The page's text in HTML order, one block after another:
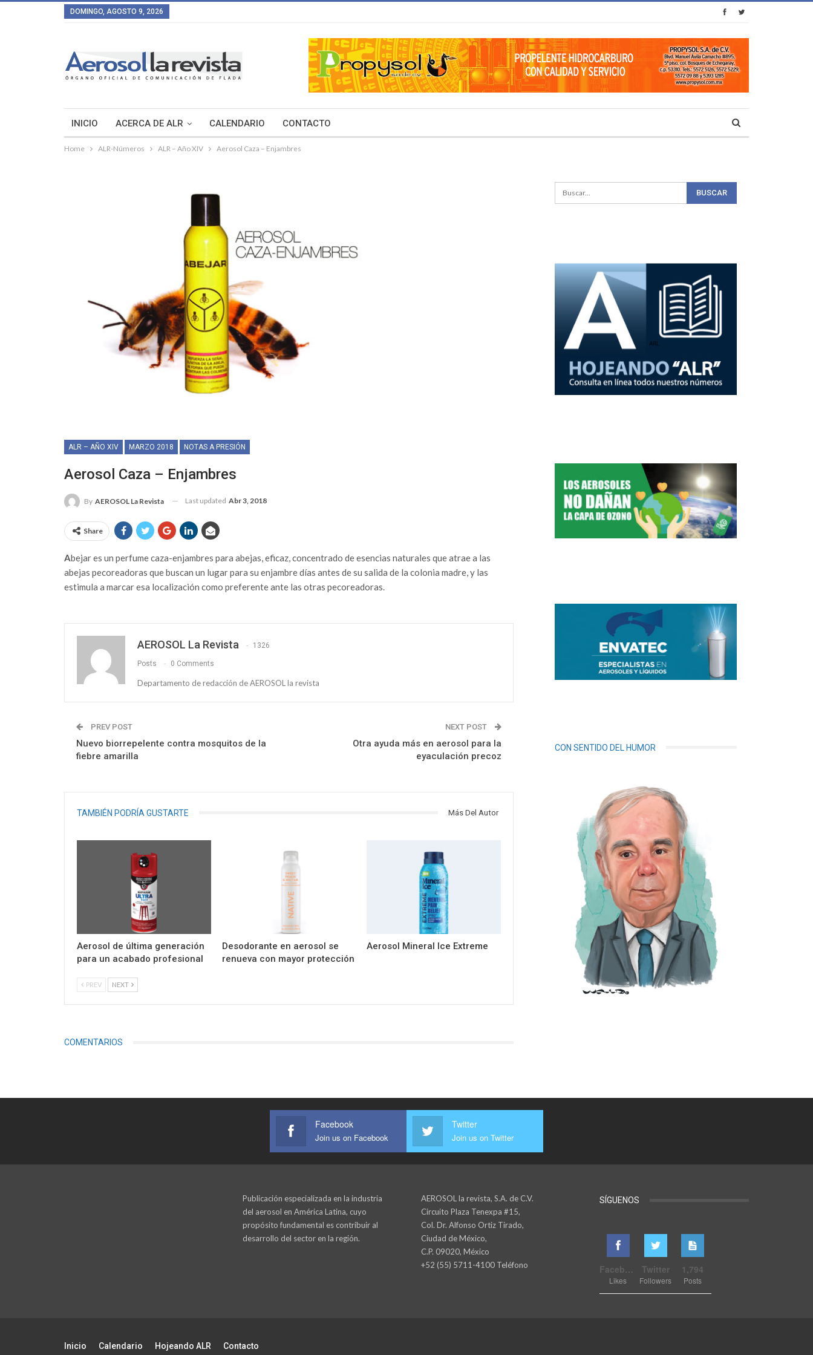
DOMINGO, AGOSTO 9, 2026
INICIO ACERCA DE ALR CALENDARIO CONTACTO
Home ALR-Números ALR – Año XIV Aerosol Caza – Enjambres
ALR – AÑO XIV MARZO 2018 NOTAS A PRESIÓN
Aerosol Caza – Enjambres
By AEROSOL La Revista Last updated Abr 3, 2018
Share
Abejar es un perfume caza-enjambres para abejas, eficaz, concentrado de esencias naturales que atrae a las
abejas pecoreadoras que buscan un lugar para su enjambre días antes de su salida de la colonia madre, y las
estimula a marcar esa localización como preferente ante las otras pecoreadoras.
AEROSOL La Revista 1326
Posts 0 Comments
Departamento de redacción de AEROSOL la revista
PREV POST
Nuevo biorrepelente contra mosquitos de la
fiebre amarilla
NEXT POST
Otra ayuda más en aerosol para la
eyaculación precoz
TAMBIÉN PODRÍA GUSTARTE Más Del Autor
Aerosol de última generación
para un acabado profesional
Desodorante en aerosol se
renueva con mayor protección
Aerosol Mineral Ice Extreme
PREV NEXT
COMENTARIOS
CON SENTIDO DEL HUMOR
Facebook
Join us on Facebook
Twitter
Join us on Twitter
Publicación especializada en la industria
del aerosol en América Latina, cuyo
propósito fundamental es contribuir al
desarrollo del sector en la región.
AEROSOL la revista, S.A. de C.V.
Circuito Plaza Tenexpa #15,
Col. Dr. Alfonso Ortiz Tirado,
Ciudad de México,
C.P. 09020, México
+52 (55) 5711-4100 Teléfono
SÍGUENOS
Facebook
Likes
Twitter
Followers
1,794
Posts
Inicio Calendario Hojeando ALR Contacto